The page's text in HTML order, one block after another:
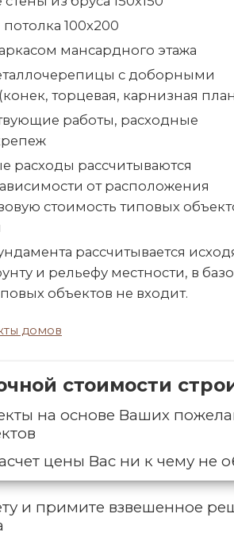
100х200
мансардного этажа
с доборными
торцевая, карнизная
работы, расходные
расходы рассчитываются
от расположения
стоимость типовых
рассчитывается
и рельефу местности, в
объектов не входит.
домов
стоимости
на основе Ваших
цены Вас ни к чему не
и примите взвешенное